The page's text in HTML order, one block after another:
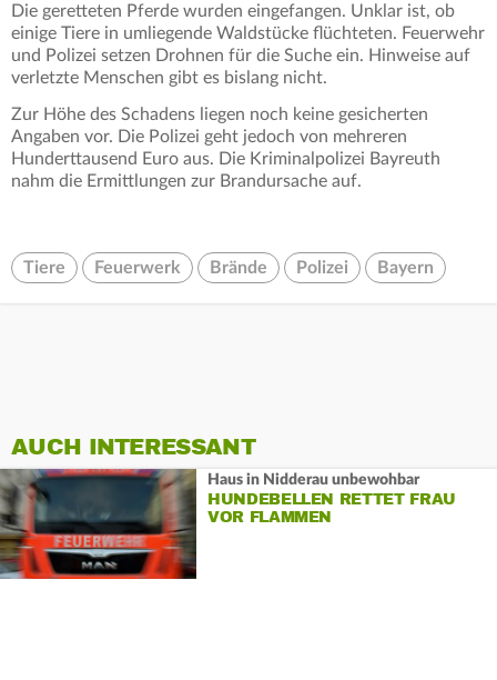
Die geretteten Pferde wurden eingefangen. Unklar ist, ob
einige Tiere in umliegende Waldstücke flüchteten. Feuerwehr
und Polizei setzen Drohnen für die Suche ein. Hinweise auf
verletzte Menschen gibt es bislang nicht.
Zur Höhe des Schadens liegen noch keine gesicherten
Angaben vor. Die Polizei geht jedoch von mehreren
Hunderttausend Euro aus. Die Kriminalpolizei Bayreuth
nahm die Ermittlungen zur Brandursache auf.
Tiere Feuerwerk Brände Polizei Bayern
AUCH INTERESSANT
Haus in Nidderau unbewohbar
HUNDEBELLEN RETTET FRAU
VOR FLAMMEN